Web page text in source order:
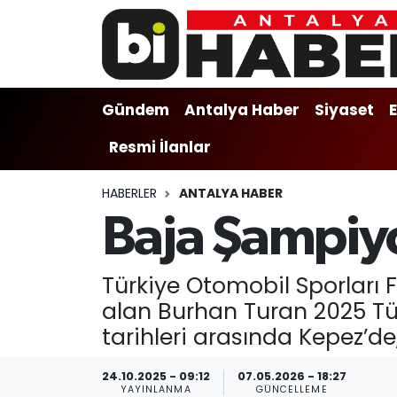
Gündem Antalya Haber Siyaset
Resmi İlanlar
HABERLER ANTALYA HABER
Baja
Türkiye Otomobil Sporları
alan Burhan Turan 2025
tarihleri arasında
24.10.2025 - 09:12
YAYINLANMA
07.05.2026 - 18:27
GÜNCELLEME
Gündem
Antalya Haber
Siyaset
Ekonomi
Kültür-sanat
Gündem
Antalya Haber
Siyaset
Ekonomi
Kültür-sanat
Muratpaşa Nöbetçi Eczaneler
Muratpaşa Hava Durumu
Muratpaşa Trafik Yoğunluk Haritası
Süper Lig Puan Durumu ve Fikstür
Tüm Manşetler
Son Dakika Haberleri
Haber Arşivi